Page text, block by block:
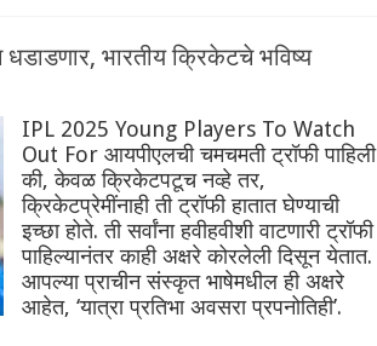
धडाडणार, भारतीय क्रिकेटचे भविष्य
IPL 2025 Young Players To Watch
Out For आयपीएलची चमचमती ट्रॉफी पाहिली
की, केवळ क्रिकेटपटूच नव्हे तर,
क्रिकेटप्रेमींनाही ती ट्रॉफी हातात घेण्याची
इच्छा होते. ती सर्वांना हवीहवीशी वाटणारी ट्रॉफी
पाहिल्यानंतर काही अक्षरे कोरलेली दिसून येतात.
आपल्या प्राचीन संस्कृत भाषेमधील ही अक्षरे
आहेत, ‘यात्रा प्रतिभा अवसरा प्रपनोतिही’.